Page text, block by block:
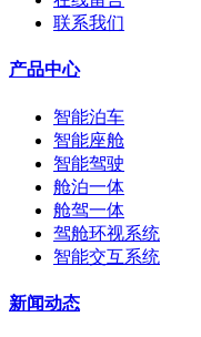
联系我们
产品中心
智能泊车
智能座舱
智能驾驶
舱泊一体
舱驾一体
驾舱环视系统
智能交互系统
新闻动态